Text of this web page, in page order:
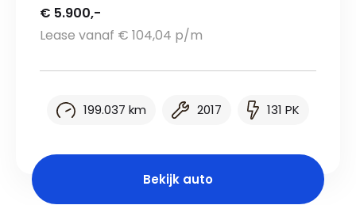
€ 5.900,-
Lease vanaf € 104,04 p/m
199.037 km 2017 131 PK
Bekijk auto